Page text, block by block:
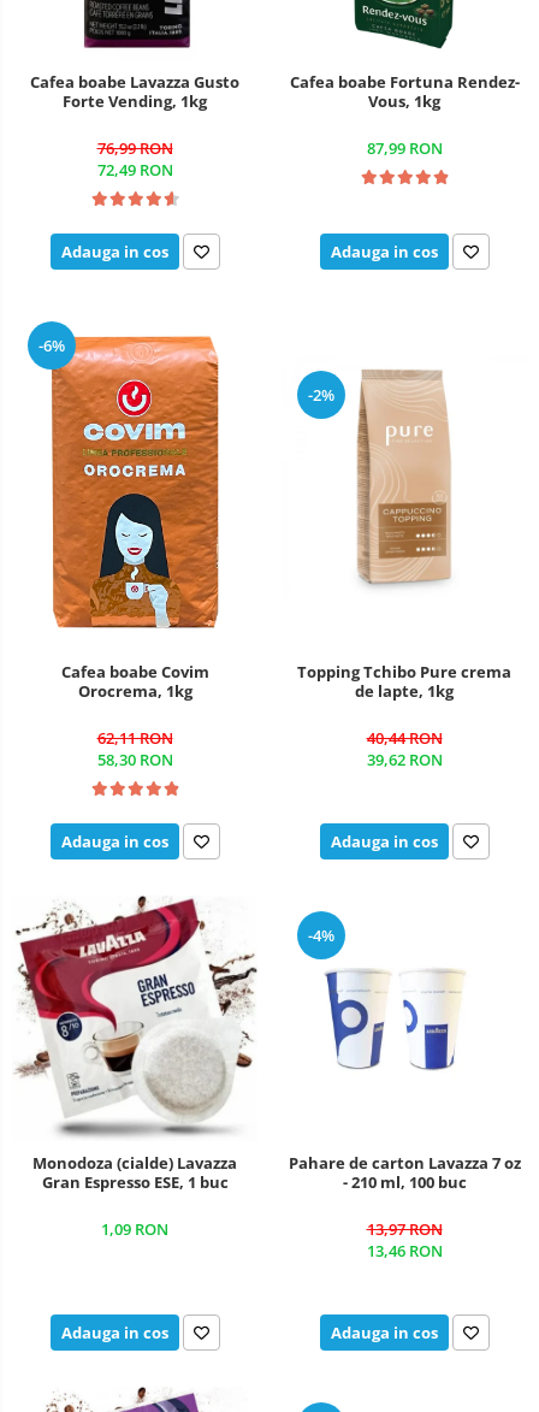
Cafea boabe Lavazza Gusto
Forte Vending, 1kg
76,99 RON
72,49 RON
Adauga in cos
Cafea boabe Fortuna Rendez-
Vous, 1kg
87,99 RON
Adauga in cos
-6%
Cafea boabe Covim
Orocrema, 1kg
62,11 RON
58,30 RON
Adauga in cos
-2%
Topping Tchibo Pure crema
de lapte, 1kg
40,44 RON
39,62 RON
Adauga in cos
Monodoza (cialde) Lavazza
Gran Espresso ESE, 1 buc
1,09 RON
Adauga in cos
-4%
Pahare de carton Lavazza 7 oz
- 210 ml, 100 buc
13,97 RON
13,46 RON
Adauga in cos